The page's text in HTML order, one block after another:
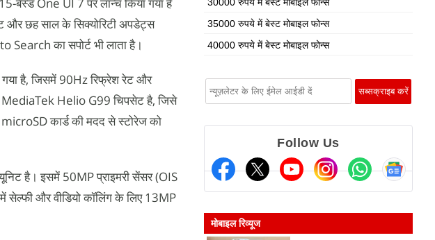
छह साल के सिक्योरिटी अपडेट्स
का सपोर्ट भी लाता है।
है, जिसमें 90Hz रिफ्रेश रेट और
MediaTek Helio G99 चिपसेट है, जिसे
कार्ड की मदद से स्टोरेज को
है। इसमें 50MP प्राइमरी सेंसर (OIS
और वीडियो कॉलिंग के लिए 13MP
35000 रुपये में बेस्ट मोबाइल फोन्स
40000 रुपये में बेस्ट मोबाइल फोन्स
Follow Us
मोबाइल रिव्यूज